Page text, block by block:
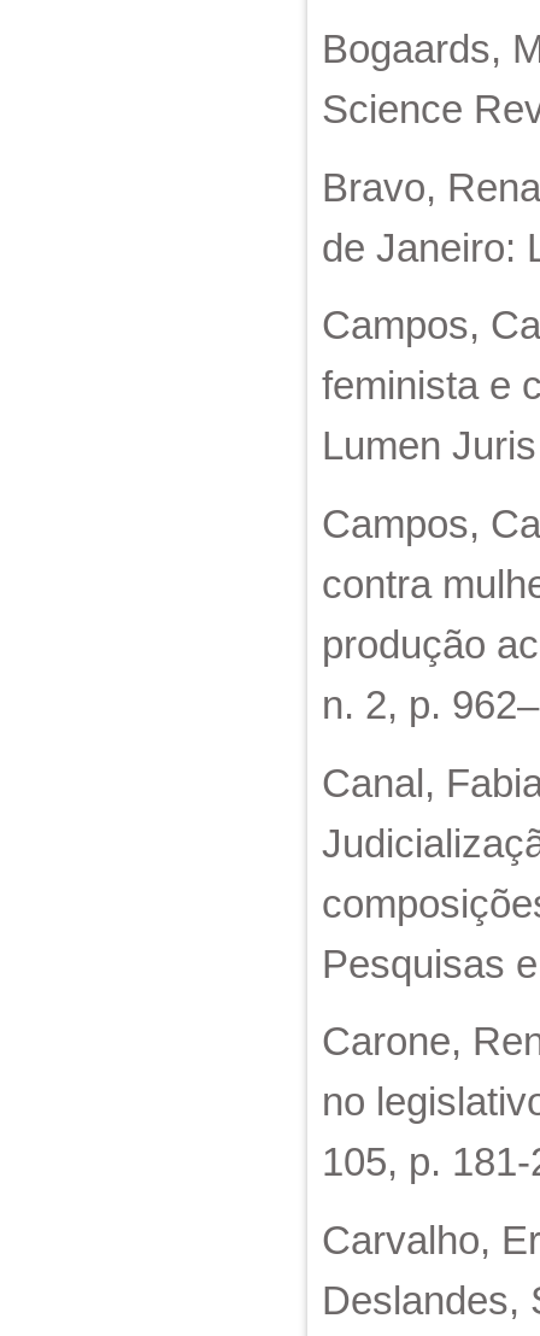
Bogaards,
Science
Bravo,
de Janeiro:
Campos,
feminista e
Lumen
Campos,
contra
produção
n. 2, p.
Canal,
Pesquisas
Carone,
no
105, p.
Carvalho,
Deslandes,